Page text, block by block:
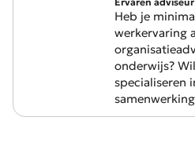
Heb je
werkervaring
onderwijs?
specialiseren